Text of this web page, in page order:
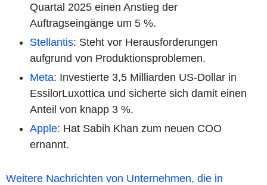
Quartal 2025 einen Anstieg der
Auftragseingänge um 5 %.
Stellantis: Steht vor Herausforderungen
aufgrund von Produktionsproblemen.
Meta: Investierte 3,5 Milliarden US-Dollar in
EssilorLuxottica und sicherte sich damit einen
Anteil von knapp 3 %.
Apple: Hat Sabih Khan zum neuen COO
ernannt.
Weitere Nachrichten von Unternehmen, die in